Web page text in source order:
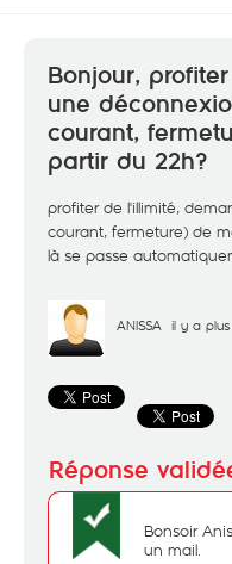
Bonjour,
une
courant,
partir du 22h?
profiter de l'illimité,
courant, fermeture) de
là se passe
ANISSA il y a
Bonsoir
un mail.